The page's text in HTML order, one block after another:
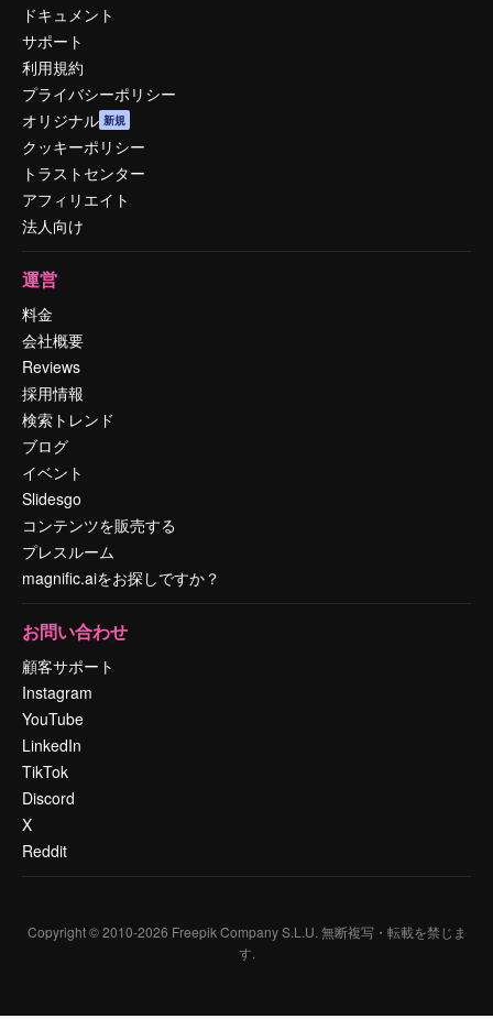
ドキュメント
サポート
利用規約
プライバシーポリシー
オリジナル 新規
クッキーポリシー
トラストセンター
アフィリエイト
法人向け
運営
料金
会社概要
Reviews
採用情報
検索トレンド
ブログ
イベント
Slidesgo
コンテンツを販売する
プレスルーム
magnific.aiをお探しですか？
お問い合わせ
顧客サポート
Instagram
YouTube
LinkedIn
TikTok
Discord
X
Reddit
Copyright © 2010-2026 Freepik Company S.L.U. 無断複写・転載を禁じま
す.